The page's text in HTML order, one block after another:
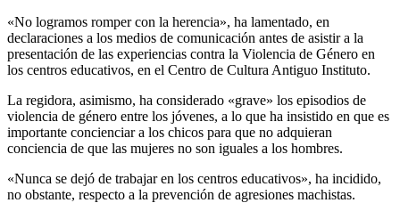
«No logramos romper con la herencia», ha lamentado, en
declaraciones a los medios de comunicación antes de asistir a la
presentación de las experiencias contra la Violencia de Género en
los centros educativos, en el Centro de Cultura Antiguo Instituto.
La regidora, asimismo, ha considerado «grave» los episodios de
violencia de género entre los jóvenes, a lo que ha insistido en que es
importante concienciar a los chicos para que no adquieran
conciencia de que las mujeres no son iguales a los hombres.
«Nunca se dejó de trabajar en los centros educativos», ha incidido,
no obstante, respecto a la prevención de agresiones machistas.